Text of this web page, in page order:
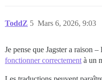
ToddZ Mars 6, 2026, 9:03
5
Je pense que Jagster a raison
fonctionner correctement à un